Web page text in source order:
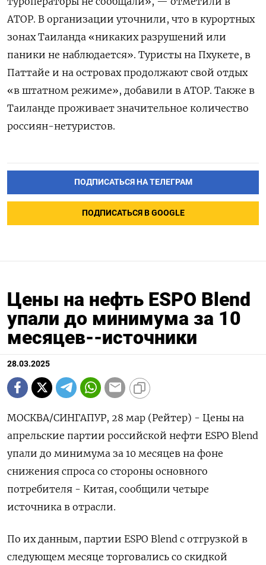
АТОР. В организации уточнили, что в курортных
зонах Таиланда «никаких разрушений или
паники не наблюдается». Туристы на Пхукете, в
Паттайе и на островах продолжают свой отдых
«в штатном режиме», добавили в АТОР. Также в
Таиланде проживает значительное количество
россиян-нетуристов.
ПОДПИСАТЬСЯ НА ТЕЛЕГРАМ
ПОДПИСАТЬСЯ В GOOGLE
Цены на нефть ESPO Blend
упали до минимума за 10
месяцев--источники
28.03.2025
МОСКВА/СИНГАПУР, 28 мар (Рейтер) - Цены на
апрельские партии российской нефти ESPO Blend
упали до минимума за 10 месяцев на фоне
снижения спроса со стороны основного
потребителя - Китая, сообщили четыре
источника в отрасли.
По их данным, партии ESPO Blend с отгрузкой в
следующем месяце торговались со скидкой